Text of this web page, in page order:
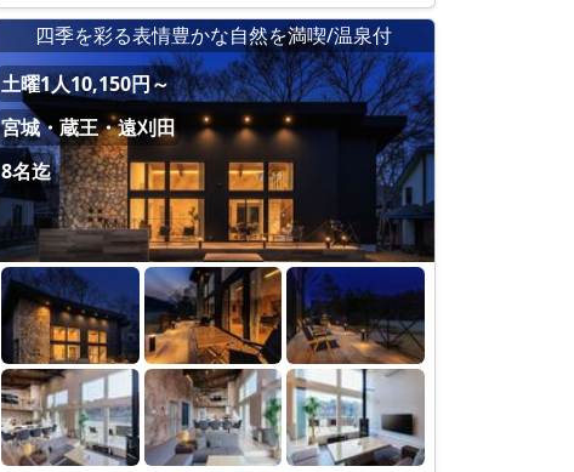
四季を彩る表情豊かな自然を満喫/温泉付
土曜1人10,150円～
宮城・蔵王・遠刈田
8名迄